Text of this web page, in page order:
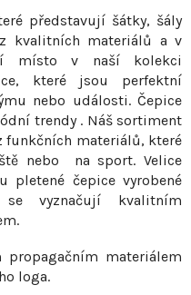
představují šátky, šály
kvalitních materiálů a v
místo v naší kolekci
které jsou perfektní
nebo události. Čepice
trendy . Náš sortiment
funkčních materiálů, které
nebo na sport. Velice
pletené čepice vyrobené
vyznačují kvalitním
materiálem
loga.